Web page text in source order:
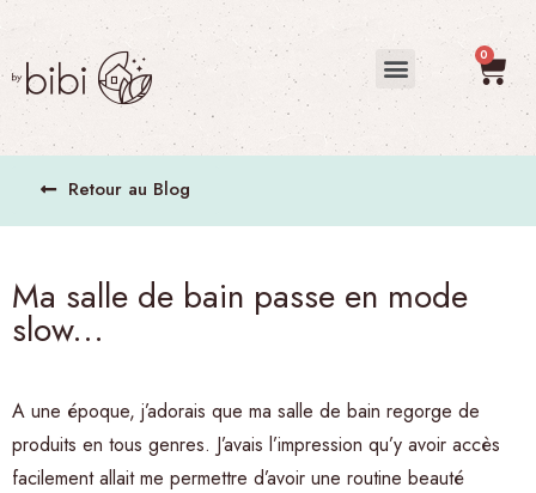
Retour au Blog
Ma salle de bain passe en mode
slow...
A une époque, j’adorais que ma salle de bain regorge de
produits en tous genres. J’avais l’impression qu’y avoir accès
facilement allait me permettre d’avoir une routine beauté